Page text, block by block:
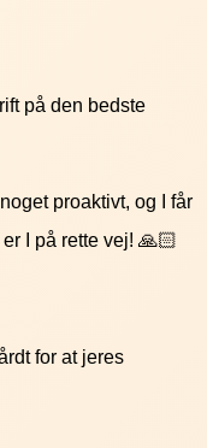
på den bedste
proaktivt, og I får
I på rette vej! 🙏🏻
for at jeres